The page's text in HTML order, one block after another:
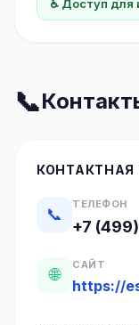
♿ Доступ для
📞
📞
ТЕЛЕФОН
+7
🌐
САЙТ
https://